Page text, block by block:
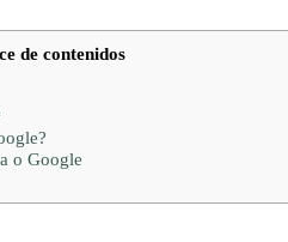
de contenidos
o Google